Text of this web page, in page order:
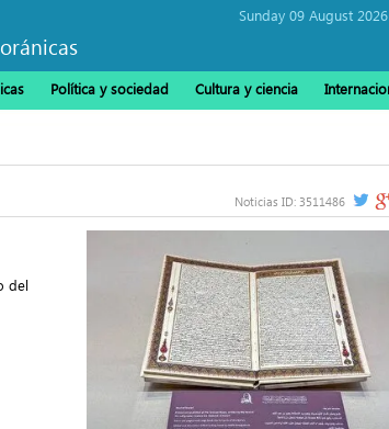
Sunday 09 August 2026
Política y sociedad Cultura y ciencia
Noticias ID: 3511486
del